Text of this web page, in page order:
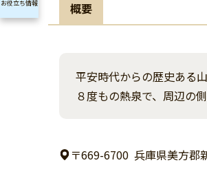
概要
平安時代からの歴史ある
８度もの熱泉で、周辺の
〒669-6700 兵庫県美方郡
お役立ち情報